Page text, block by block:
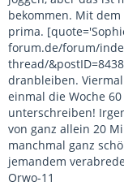
bekommen. Mit
prima.
forum.de/forum/
thread/
dranbleiben.
einmal die Woche
unterschreiben!
von ganz allein 20
manchmal ganz
jemandem
Orwo-11